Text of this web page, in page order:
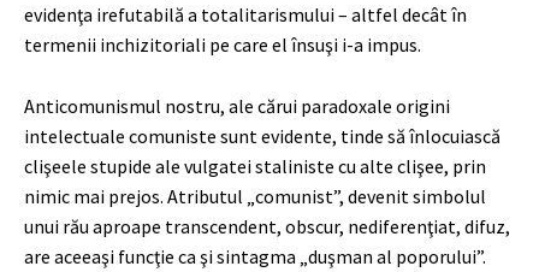
evidenţa irefutabilă a totalitarismului – altfel decât în
termenii inchizitoriali pe care el însuşi i-a impus.
Anticomunismul nostru, ale cărui paradoxale origini
intelectuale comuniste sunt evidente, tinde să înlocuiască
clişeele stupide ale vulgatei staliniste cu alte clişee, prin
nimic mai prejos. Atributul „comunist”, devenit simbolul
unui rău aproape transcendent, obscur, nediferenţiat, difuz,
are aceeaşi funcţie ca şi sintagma „duşman al poporului”.